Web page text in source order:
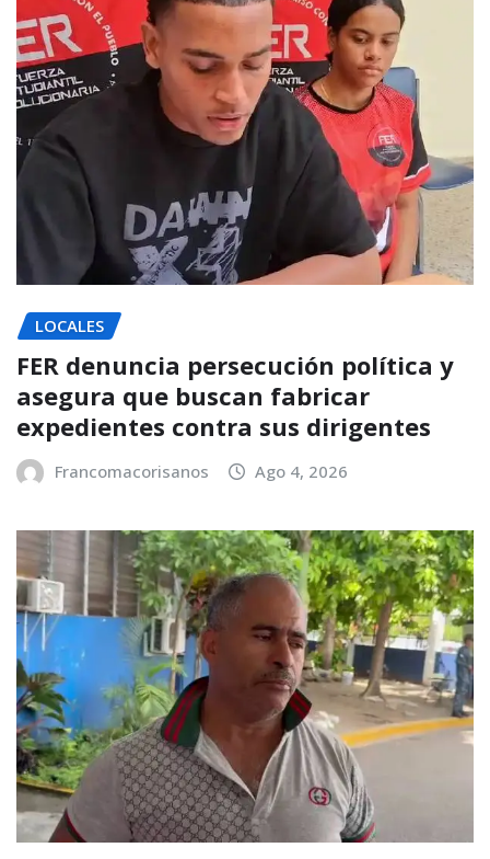
LOCALES
FER denuncia persecución política y
asegura que buscan fabricar
expedientes contra sus dirigentes
Francomacorisanos Ago 4, 2026